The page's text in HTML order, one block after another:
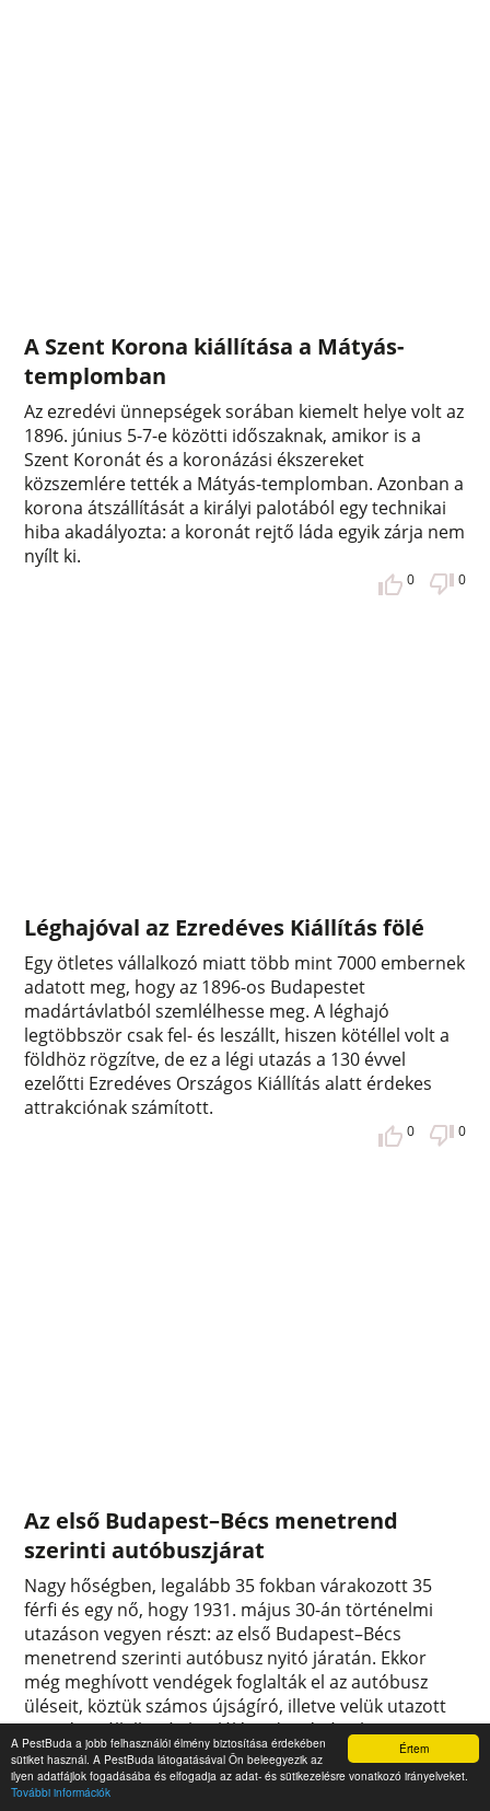
Értem
A PestBuda a jobb felhasználói élmény biztosítása érdekében
sütiket használ. A PestBuda látogatásával Ön beleegyezik az
ilyen adatfájlok fogadásába és elfogadja az adat- és sütikezelésre vonatkozó irányelveket.
További információk
A Szent Korona kiállítása a Mátyás-
templomban
Az ezredévi ünnepségek sorában kiemelt helye volt az
1896. június 5-7-e közötti időszaknak, amikor is a
Szent Koronát és a koronázási ékszereket
közszemlére tették a Mátyás-templomban. Azonban a
korona átszállítását a királyi palotából egy technikai
hiba akadályozta: a koronát rejtő láda egyik zárja nem
nyílt ki.
0 0
Léghajóval az Ezredéves Kiállítás fölé
Egy ötletes vállalkozó miatt több mint 7000 embernek
adatott meg, hogy az 1896-os Budapestet
madártávlatból szemlélhesse meg. A léghajó
legtöbbször csak fel- és leszállt, hiszen kötéllel volt a
földhöz rögzítve, de ez a légi utazás a 130 évvel
ezelőtti Ezredéves Országos Kiállítás alatt érdekes
attrakciónak számított.
0 0
Az első Budapest–Bécs menetrend
szerinti autóbuszjárat
Nagy hőségben, legalább 35 fokban várakozott 35
férfi és egy nő, hogy 1931. május 30-án történelmi
utazáson vegyen részt: az első Budapest–Bécs
menetrend szerinti autóbusz nyitó járatán. Ekkor
még meghívott vendégek foglalták el az autóbusz
üléseit, köztük számos újságíró, illetve velük utazott
az egész vállalkozás kitalálója, dr. Lénárt Ilona is.
0